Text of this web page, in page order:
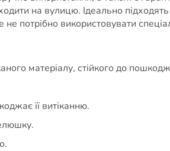
на вулицю. Ідеально
потрібно використовувати
матеріалу, стійкого до
її витіканню.